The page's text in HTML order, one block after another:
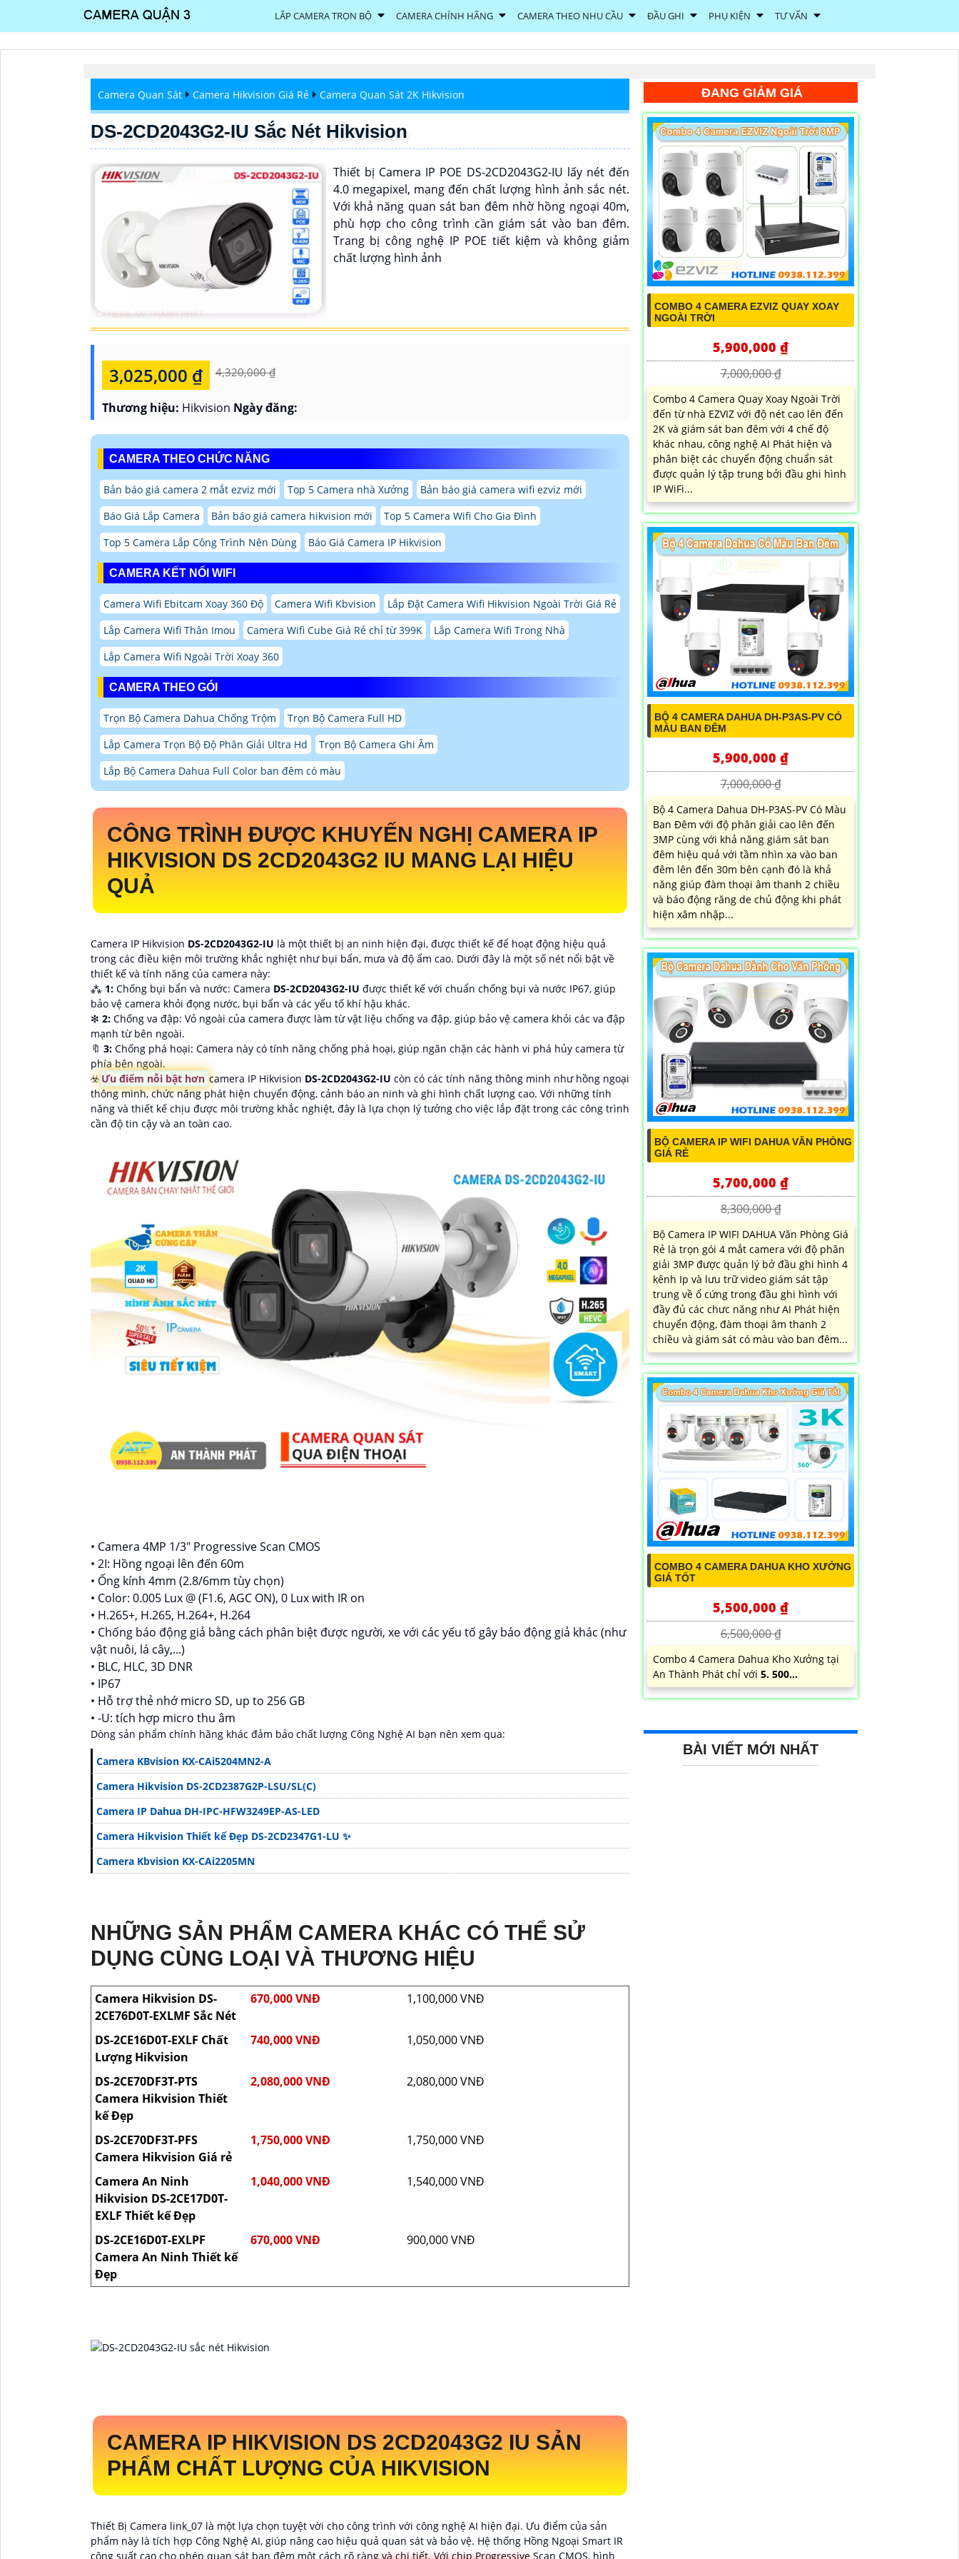
LẮP CAMERA TRỌN BỘ CAMERA CHÍNH HÃNG CAMERA THEO NHU CẦU ĐẦU GHI PHỤ KIỆN TƯ VẤN
Camera Quan Sát Camera Hikvision Giá Rẻ Camera Quan Sát 2K Hikvision
DS-2CD2043G2-IU Sắc Nét Hikvision
Thiết bị Camera IP POE DS-2CD2043G2-IU lấy nét đến
4.0 megapixel, mang đến chất lượng hình ảnh sắc nét.
Với khả năng quan sát ban đêm nhờ hồng ngoại 40m,
phù hợp cho công trình cần giám sát vào ban đêm.
Trang bị công nghệ IP POE tiết kiệm và không giảm
chất lượng hình ảnh
3,025,000 ₫ 4,320,000 ₫
Thương hiệu: Hikvision Ngày đăng:
CAMERA THEO CHỨC NĂNG
Bản báo giá camera 2 mắt ezviz mới Top 5 Camera nhà Xưởng
Bản báo giá camera wifi ezviz mới
Báo Giá Lắp Camera
Bản báo giá camera hikvision mới
Top 5 Camera Wifi Cho Gia Đình
Top 5 Camera Lắp Công Trình Nên Dùng
Báo Giá Camera IP Hikvision
CAMERA KẾT NỐI WIFI
Camera Wifi Ebitcam Xoay 360 Độ Camera Wifi Kbvision
Lắp Đặt Camera Wifi Hikvision Ngoài Trời Giá Rẻ
Lắp Camera Wifi Thân Imou
Camera Wifi Cube Giá Rẻ chỉ từ 399K
Lắp Camera Wifi Trong Nhà
Lắp Camera Wifi Ngoài Trời Xoay 360
CAMERA THEO GÓI
Trọn Bộ Camera Dahua Chống Trộm
Trọn Bộ Camera Full HD
Lắp Camera Trọn Bộ Độ Phân Giải Ultra Hd
Trọn Bộ Camera Ghi Âm
Lắp Bộ Camera Dahua Full Color ban đêm có màu
CÔNG TRÌNH ĐƯỢC KHUYẾN NGHỊ CAMERA IP
HIKVISION DS 2CD2043G2 IU MANG LẠI HIỆU
QUẢ
Camera IP Hikvision DS-2CD2043G2-IU là một thiết bị an ninh hiện đại, được thiết kế để hoạt động hiệu quả
trong các điều kiện môi trường khắc nghiệt như bụi bẩn, mưa và độ ẩm cao. Dưới đây là một số nét nổi bật về
thiết kế và tính năng của camera này:
⁂ 1: Chống bụi bẩn và nước: Camera DS-2CD2043G2-IU được thiết kế với chuẩn chống bụi và nước IP67, giúp
bảo vệ camera khỏi đọng nước, bụi bẩn và các yếu tố khí hậu khác.
❇ 2: Chống va đập: Vỏ ngoài của camera được làm từ vật liệu chống va đập, giúp bảo vệ camera khỏi các va đập
mạnh từ bên ngoài.
🔖 3: Chống phá hoại: Camera này có tính năng chống phá hoại, giúp ngăn chặn các hành vi phá hủy camera từ
phía bên ngoài.
☣️ Ưu điểm nỗi bật hơn camera IP Hikvision DS-2CD2043G2-IU còn có các tính năng thông minh như hồng ngoại
thông minh, chức năng phát hiện chuyển động, cảnh báo an ninh và ghi hình chất lượng cao. Với những tính
năng và thiết kế chịu được môi trường khắc nghiệt, đây là lựa chọn lý tưởng cho việc lắp đặt trong các công trình
cần độ tin cậy và an toàn cao.
• Camera 4MP 1/3″ Progressive Scan CMOS
• 2I: Hồng ngoại lên đến 60m
• Ống kính 4mm (2.8/6mm tùy chọn)
• Color: 0.005 Lux @ (F1.6, AGC ON), 0 Lux with IR on
• H.265+, H.265, H.264+, H.264
• Chống báo động giả bằng cách phân biệt được người, xe với các yếu tố gây báo động giả khác (như
vật nuôi, lá cây,...)
• BLC, HLC, 3D DNR
• IP67
• Hỗ trợ thẻ nhớ micro SD, up to 256 GB
• -U: tích hợp micro thu âm
Dòng sản phẩm chính hãng khác đảm bảo chất lượng Công Nghệ AI bạn nên xem qua:
Camera KBvision KX-CAi5204MN2-A
Camera Hikvision DS-2CD2387G2P-LSU/SL(C)
Camera IP Dahua DH-IPC-HFW3249EP-AS-LED
Camera Hikvision Thiết kế Đẹp DS-2CD2347G1-LU ✨
Camera Kbvision KX-CAi2205MN
NHỮNG SẢN PHẨM CAMERA KHÁC CÓ THỂ SỬ
DỤNG CÙNG LOẠI VÀ THƯƠNG HIỆU
Camera Hikvision DS-
2CE76D0T-EXLMF Sắc Nét
670,000 VNĐ 1,100,000 VNĐ
DS-2CE16D0T-EXLF Chất
Lượng Hikvision
740,000 VNĐ 1,050,000 VNĐ
DS-2CE70DF3T-PTS
Camera Hikvision Thiết
kế Đẹp
2,080,000 VNĐ 2,080,000 VNĐ
DS-2CE70DF3T-PFS
Camera Hikvision Giá rẻ
1,750,000 VNĐ 1,750,000 VNĐ
Camera An Ninh
Hikvision DS-2CE17D0T-
EXLF Thiết kế Đẹp
1,040,000 VNĐ 1,540,000 VNĐ
DS-2CE16D0T-EXLPF
Camera An Ninh Thiết kế
Đẹp
670,000 VNĐ 900,000 VNĐ
CAMERA IP HIKVISION DS 2CD2043G2 IU SẢN
PHẨM CHẤT LƯỢNG CỦA HIKVISION
Thiết Bị Camera link_07 là một lựa chọn tuyệt vời cho công trình với công nghệ AI hiện đại. Ưu điểm của sản
phẩm này là tích hợp Công Nghệ AI, giúp nâng cao hiệu quả quan sát và bảo vệ. Hệ thống Hồng Ngoại Smart IR
công suất cao cho phép quan sát ban đêm một cách rõ ràng và chi tiết. Với chip Progressive Scan CMOS, hình
ĐANG GIẢM GIÁ
COMBO 4 CAMERA EZVIZ QUAY XOAY
NGOÀI TRỜI
5,900,000 ₫
7,000,000 ₫
Combo 4 Camera Quay Xoay Ngoài Trời
đến từ nhà EZVIZ với độ nét cao lên đến
2K và giám sát ban đêm với 4 chế độ
khác nhau, công nghệ AI Phát hiện và
phân biệt các chuyển động chuẩn sát
được quản lý tập trung bởi đầu ghi hình
IP WiFi...
BỘ 4 CAMERA DAHUA DH-P3AS-PV CÓ
MÀU BAN ĐÊM
5,900,000 ₫
7,000,000 ₫
Bộ 4 Camera Dahua DH-P3AS-PV Có Màu
Ban Đêm với độ phân giải cao lên đến
3MP cùng với khả năng giám sát ban
đêm hiệu quả với tầm nhìn xa vào ban
đêm lên đến 30m bên cạnh đó là khả
năng giúp đàm thoại âm thanh 2 chiều
và báo động răng de chủ động khi phát
hiện xâm nhập...
BỘ CAMERA IP WIFI DAHUA VĂN PHÒNG
GIÁ RẺ
5,700,000 ₫
8,300,000 ₫
Bộ Camera IP WIFI DAHUA Văn Phòng Giá
Rẻ là trọn gói 4 mắt camera với độ phân
giải 3MP được quản lý bở đầu ghi hình 4
kênh Ip và lưu trữ video giám sát tập
trung về ổ cứng trong đầu ghi hình với
đầy đủ các chưc năng như AI Phát hiện
chuyển động, đàm thoại âm thanh 2
chiều và giám sát có màu vào ban đêm...
COMBO 4 CAMERA DAHUA KHO XƯỞNG
GIÁ TỐT
5,500,000 ₫
6,500,000 ₫
Combo 4 Camera Dahua Kho Xưởng tại
An Thành Phát chỉ với 5. 500...
BÀI VIẾT MỚI NHẤT